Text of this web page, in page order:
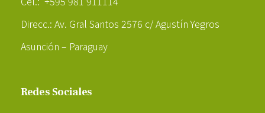
Direcc.: Av. Gral Santos 2576 c/ Agustín Yegros
Asunción – Paraguay
Redes Sociales